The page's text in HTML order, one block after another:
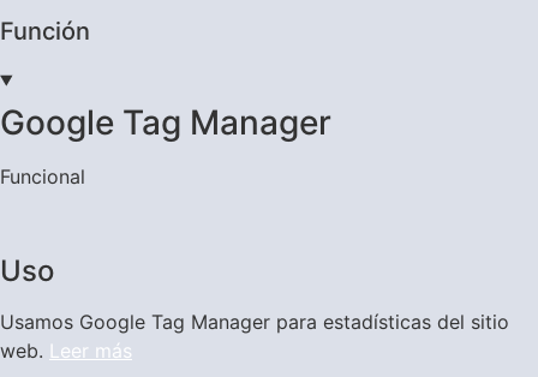
Función
Google Tag Manager
Funcional
Uso
Usamos Google Tag Manager para estadísticas del sitio
web. Leer más